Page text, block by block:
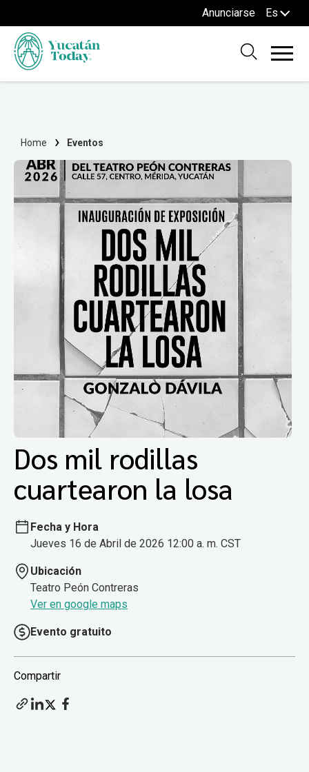
Anunciarse Es
Home Eventos
Dos mil rodillas
cuartearon la losa
Fecha y Hora
Jueves 16 de Abril de 2026 12:00 a. m. CST
Ubicación
Teatro Peón Contreras
Ver en google maps
Evento gratuito
Compartir